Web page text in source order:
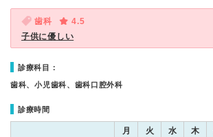
歯科
4.5
子供に優しい
診療科目：
歯科、小児歯科、歯科口腔外科
診療時間
月 火 水 木